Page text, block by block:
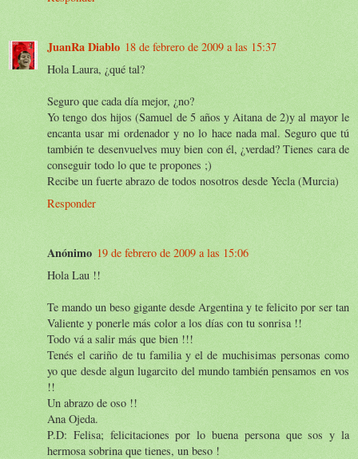
JuanRa Diablo 18 de febrero de 2009 a las 15:37
Hola Laura, ¿qué tal?
Seguro que cada día mejor, ¿no?
Yo tengo dos hijos (Samuel de 5 años y Aitana de 2)y al mayor le
encanta usar mi ordenador y no lo hace nada mal. Seguro que tú
también te desenvuelves muy bien con él, ¿verdad? Tienes cara de
conseguir todo lo que te propones ;)
Recibe un fuerte abrazo de todos nosotros desde Yecla (Murcia)
Responder
Anónimo 19 de febrero de 2009 a las 15:06
Hola Lau !!
Te mando un beso gigante desde Argentina y te felicito por ser tan
Valiente y ponerle más color a los días con tu sonrisa !!
Todo vá a salir más que bien !!!
Tenés el cariño de tu familia y el de muchisimas personas como
yo que desde algun lugarcito del mundo también pensamos en vos
!!
Un abrazo de oso !!
Ana Ojeda.
P.D: Felisa; felicitaciones por lo buena persona que sos y la
hermosa sobrina que tienes, un beso !